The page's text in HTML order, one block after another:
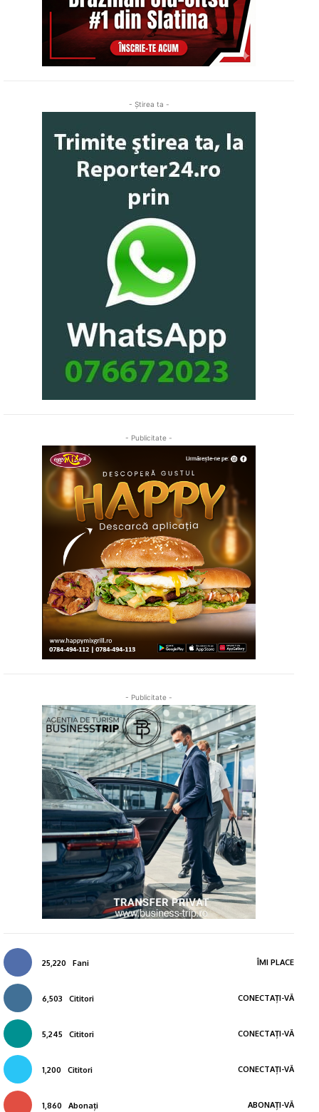
- Ştirea ta -
- Publicitate -
- Publicitate -
25,220 Fani ÎMI PLACE
6,503 Cititori CONECTAȚI-VĂ
5,245 Cititori CONECTAȚI-VĂ
1,200 Cititori CONECTAȚI-VĂ
1,860 Abonați ABONAȚI-VĂ